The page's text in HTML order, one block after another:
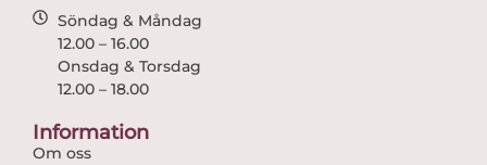
Söndag & Måndag
12.00 – 16.00
Onsdag & Torsdag
12.00 – 18.00
Information
Om oss